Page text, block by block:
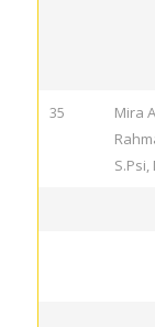
35
Mira
S.Psi,